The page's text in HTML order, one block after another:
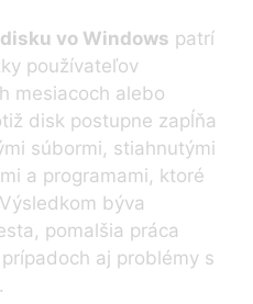
vo Windows patrí
používateľov
mesiacoch alebo
disk postupne zapĺňa
súbormi, stiahnutými
a programami, ktoré
býva
pomalšia práca
aj problémy s